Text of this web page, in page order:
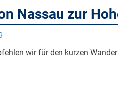
Nassau zur
wir für den kurzen